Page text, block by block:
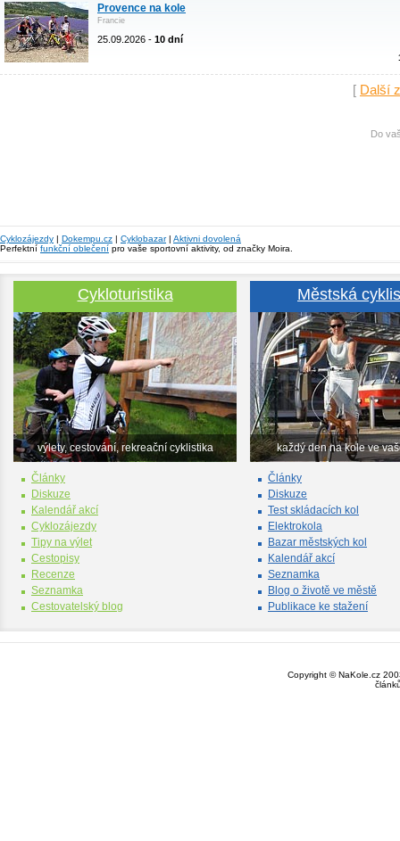
Provence na kole
Francie
25.09.2026 - 10 dní
[ Další
Do
Cyklozájezdy | Dokempu.cz | Cyklobazar| Aktivni dovolená
Perfektní funkční oblečení pro vaše sportovní aktivity, od značky Moira.
Cykloturistika
výlety, cestování, rekreační cyklistika
Články
Diskuze
Kalendář akcí
Cyklozájezdy
Tipy na výlet
Cestopisy
Recenze
Seznamka
Cestovatelský blog
Městská
každý den na kole ve
Články
Diskuze
Test skládacích kol
Elektrokola
Bazar městských kol
Kalendář akcí
Seznamka
Blog o životě ve městě
Publikace ke stažení
Copyright © NaKole.cz